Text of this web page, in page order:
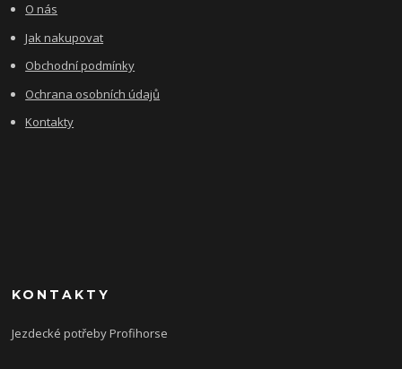
O nás
Jak nakupovat
Obchodní podmínky
Ochrana osobních údajů
Kontakty
KONTAKTY
Jezdecké potřeby Profihorse